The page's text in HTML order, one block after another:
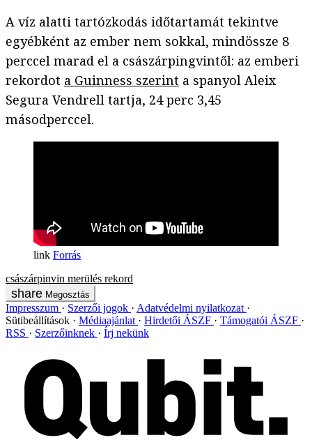
A víz alatti tartózkodás időtartamát tekintve
egyébként az ember nem sokkal, mindössze 8
perccel marad el a császárpingvintől: az emberi
rekordot a Guinness szerint a spanyol Aleix
Segura Vendrell tartja, 24 perc 3,45
másodperccel.
Forrás
császárpinvin merülés rekord
Megosztás
Impresszum Szerzői jogok
Adatvédelmi nyilatkozat
Sütibeállítások
Médiaajánlat Hirdetői ÁSZF
Támogatói ÁSZF
RSS
Szerzőinknek Írj nekünk